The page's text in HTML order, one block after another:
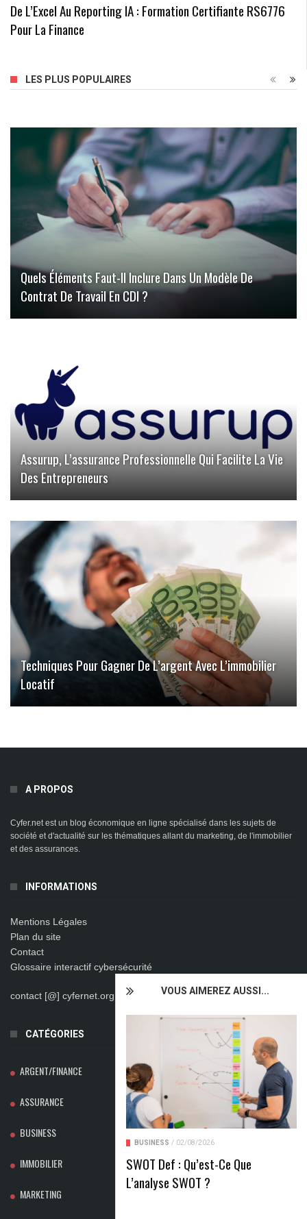
VOUS AIMEREZ AUSSI...
BUSINESS / 02/08/2026
SWOT Def : Qu’est-Ce Que
L’analyse SWOT ?
De L’Excel Au Reporting IA : Formation Certifiante RS6776
Pour La Finance
LES PLUS POPULAIRES
Quels Éléments Faut-Il Inclure Dans Un Modèle De
Contrat De Travail En CDI ?
Assurup, L’assurance Professionnelle Qui Facilite La Vie
Des Entrepreneurs
Techniques Pour Gagner De L’argent Avec L’immobilier
Locatif
A PROPOS
Cyfer.net est un blog économique en ligne spécialisé dans les sujets de
société et d'actualité sur les thématiques allant du marketing, de l'immobilier
et des assurances.
INFORMATIONS
Mentions Légales
Plan du site
Contact
Glossaire interactif cybersécurité
contact [@] cyfernet.org
CATÉGORIES
ARGENT/FINANCE
ASSURANCE
BUSINESS
IMMOBILIER
MARKETING